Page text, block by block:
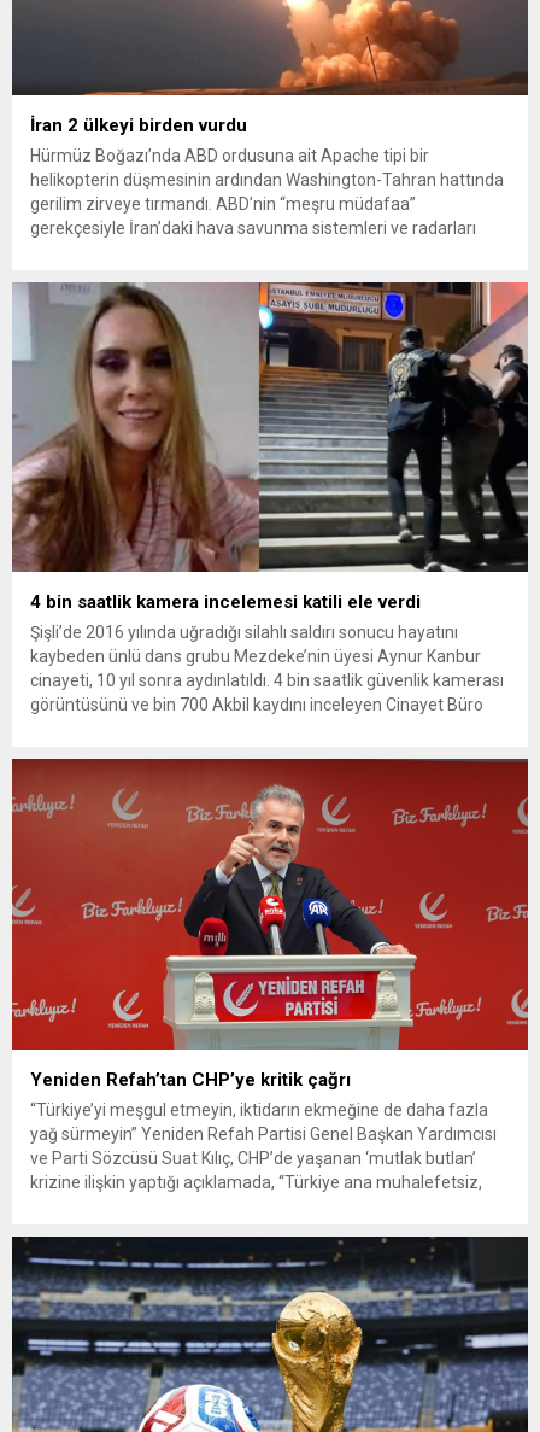
İran 2 ülkeyi birden vurdu
Hürmüz Boğazı’nda ABD ordusuna ait Apache tipi bir
helikopterin düşmesinin ardından Washington-Tahran hattında
gerilim zirveye tırmandı. ABD’nin “meşru müdafaa”
gerekçesiyle İran’daki hava savunma sistemleri ve radarları
yeni bir ABD saldırısına anında yanıt verileceğini duyurdu....
4 bin saatlik kamera incelemesi katili ele verdi
Şişli’de 2016 yılında uğradığı silahlı saldırı sonucu hayatını
kaybeden ünlü dans grubu Mezdeke’nin üyesi Aynur Kanbur
cinayeti, 10 yıl sonra aydınlatıldı. 4 bin saatlik güvenlik kamerası
görüntüsünü ve bin 700 Akbil kaydını inceleyen Cinayet Büro
Yeniden Refah’tan CHP’ye kritik çağrı
“Türkiye’yi meşgul etmeyin, iktidarın ekmeğine de daha fazla
yağ sürmeyin” Yeniden Refah Partisi Genel Başkan Yardımcısı
ve Parti Sözcüsü Suat Kılıç, CHP’de yaşanan ‘mutlak butlan’
krizine ilişkin yaptığı açıklamada, “Türkiye ana muhalefetsiz,
olun. Türkiye’yi...